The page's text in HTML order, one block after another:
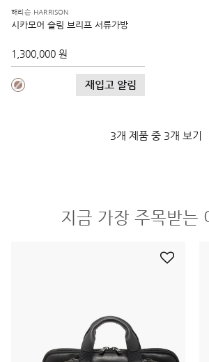
해리슨 HARRISON
시카모어 슬림 브리프 서류가방
1,300,000 원
재입고 알림
3개 제품 중 3개 보기
지금 가장 주목받는